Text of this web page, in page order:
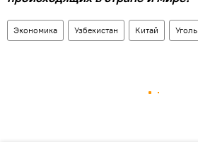
Экономика Узбекистан Китай Уголь